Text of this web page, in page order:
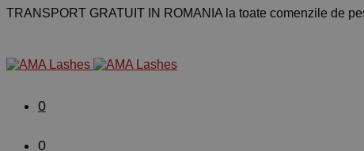
TRANSPORT GRATUIT IN ROMANIA la toate comenzile de
0
0